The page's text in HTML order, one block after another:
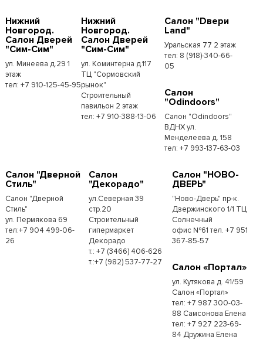
Нижний
Новгород.
Салон Дверей
"Сим-Сим"
ул. Минеева д.29 1
этаж
тел: +7 910-125-45-95
Нижний
Новгород.
Салон Дверей
"Сим-Сим"
ул. Коминтерна д.117
ТЦ "Сормовский
рынок"
Строительный
павильон 2 этаж
тел: +7 910-388-13-06
Салон "Dвери
Land"
Уральская 77 2 этаж
тел: 8 (918)-340-66-
05
Салон
"Odindoors"
Салон "Odindoors"
ВДНХ ул.
Менделеева д. 158
тел: +7 993-137-63-03
Салон "Дверной
Стиль"
Салон "Дверной
Стиль"
ул. Пермякова 69
тел:+7 904 499-06-
26
Салон
"Декорадо"
ул.Северная 39
стр.20
Строительный
гипермаркет
Декорадо
т.: +7 (3466) 406-626
т.:+7 (982) 537-77-27
Салон "НОВО-
ДВЕРЬ"
"Ново-Дверь" пр-к.
Дзержинского 1/1 ТЦ
Солнечный
офис №61 тел. +7 951
367-85-57
Салон «Портал»
ул. Кутякова д. 41/59
Салон «Портал»
тел: +7 987 300-03-
88 Самсонова Елена
тел: +7 927 223-69-
84 Дружина Елена